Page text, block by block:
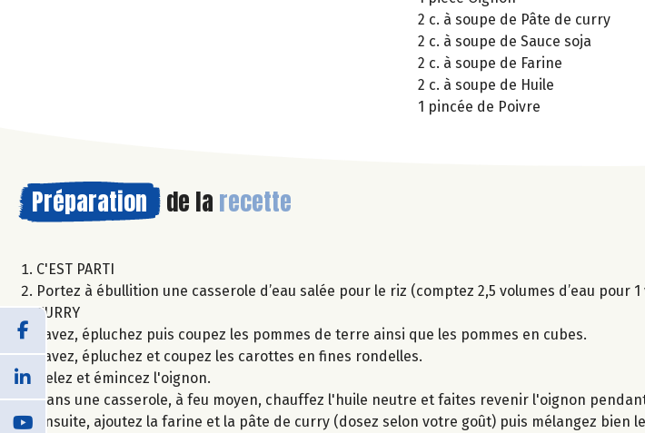
2 c. à soupe de Pâte de curry
2 c. à soupe de Sauce soja
2 c. à soupe de Farine
2 c. à soupe de Huile
1 pincée de Poivre
Préparation de la recette
C'EST PARTI
Portez à ébullition une casserole d’eau salée pour le riz (comptez 2,5 volumes d’eau pour
CURRY
Lavez, épluchez puis coupez les pommes de terre ainsi que les pommes en cubes.
Lavez, épluchez et coupez les carottes en fines rondelles.
Pelez et émincez l'oignon.
Dans une casserole, à feu moyen, chauffez l'huile neutre et faites revenir l'oignon
Ensuite, ajoutez la farine et la pâte de curry (dosez selon votre goût) puis mélangez bien